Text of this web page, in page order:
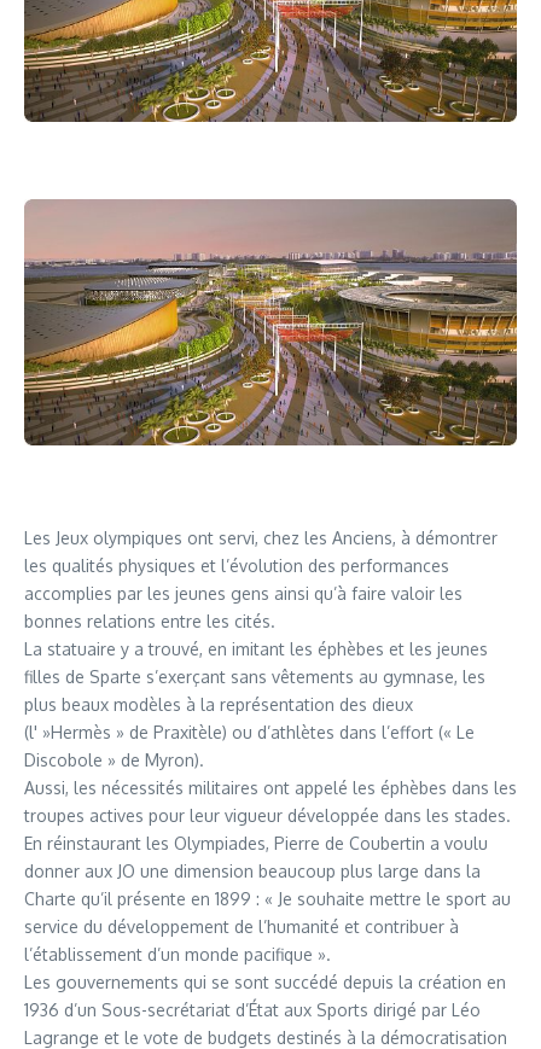
Les Jeux olympiques ont servi, chez les Anciens, à démontrer
les qualités physiques et l’évolution des performances
accomplies par les jeunes gens ainsi qu’à faire valoir les
bonnes relations entre les cités.
La statuaire y a trouvé, en imitant les éphèbes et les jeunes
filles de Sparte s’exerçant sans vêtements au gymnase, les
plus beaux modèles à la représentation des dieux
(l' »Hermès » de Praxitèle) ou d’athlètes dans l’effort (« Le
Discobole » de Myron).
Aussi, les nécessités militaires ont appelé les éphèbes dans les
troupes actives pour leur vigueur développée dans les stades.
En réinstaurant les Olympiades, Pierre de Coubertin a voulu
donner aux JO une dimension beaucoup plus large dans la
Charte qu’il présente en 1899 : « Je souhaite mettre le sport au
service du développement de l’humanité et contribuer à
l’établissement d’un monde pacifique ».
Les gouvernements qui se sont succédé depuis la création en
1936 d’un Sous-secrétariat d’État aux Sports dirigé par Léo
Lagrange et le vote de budgets destinés à la démocratisation